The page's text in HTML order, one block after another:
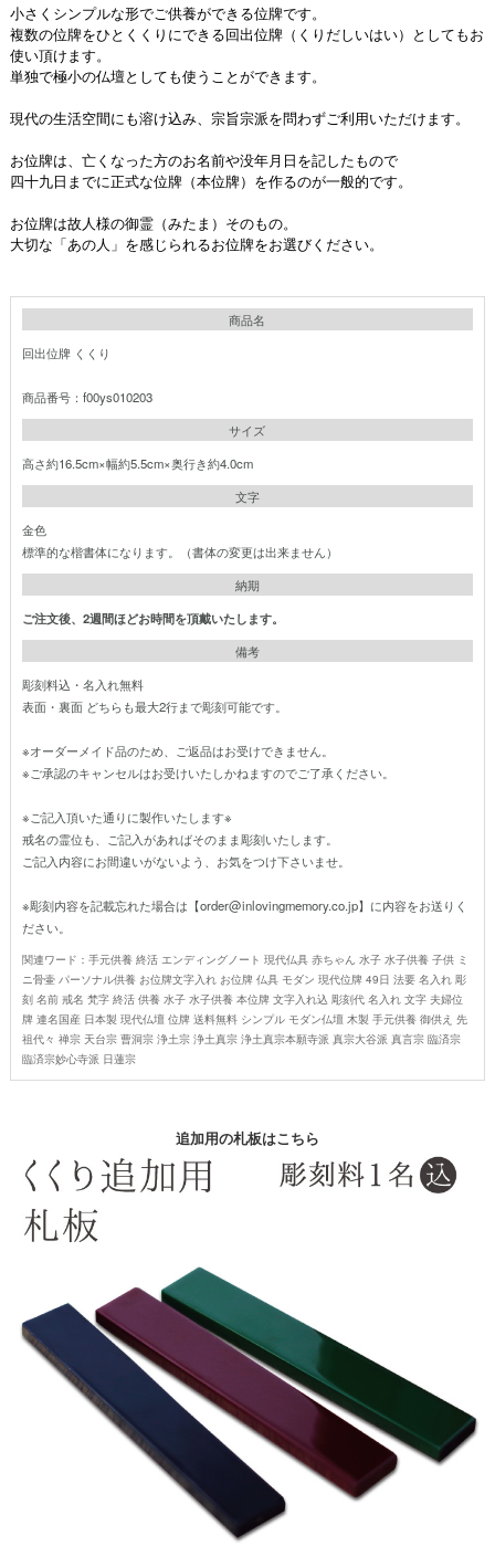
小さくシンプルな形でご供養ができる位牌です。
複数の位牌をひとくくりにできる回出位牌（くりだしいはい）としてもお
使い頂けます。
単独で極小の仏壇としても使うことができます。
現代の生活空間にも溶け込み、宗旨宗派を問わずご利用いただけます。
お位牌は、亡くなった方のお名前や没年月日を記したもので
四十九日までに正式な位牌（本位牌）を作るのが一般的です。
お位牌は故人様の御霊（みたま）そのもの。
大切な「あの人」を感じられるお位牌をお選びください。
商品名
回出位牌 くくり
商品番号：f00ys010203
サイズ
高さ約16.5cm×幅約5.5cm×奥行き約4.0cm
文字
金色
標準的な楷書体になります。（書体の変更は出来ません）
納期
ご注文後、2週間ほどお時間を頂戴いたします。
備考
彫刻料込・名入れ無料
表面・裏面 どちらも最大2行まで彫刻可能です。
※オーダーメイド品のため、ご返品はお受けできません。
※ご承認のキャンセルはお受けいたしかねますのでご了承ください。
※ご記入頂いた通りに製作いたします※
戒名の霊位も、ご記入があればそのまま彫刻いたします。
ご記入内容にお間違いがないよう、お気をつけ下さいませ。
※彫刻内容を記載忘れた場合は【order@inlovingmemory.co.jp】に内容をお送りく
ださい。
関連ワード：手元供養 終活 エンディングノート 現代仏具 赤ちゃん 水子 水子供養 子供 ミ
ニ骨壷 パーソナル供養 お位牌文字入れ お位牌 仏具 モダン 現代位牌 49日 法要 名入れ 彫
刻 名前 戒名 梵字 終活 供養 水子 水子供養 本位牌 文字入れ込 彫刻代 名入れ 文字 夫婦位
牌 連名国産 日本製 現代仏壇 位牌 送料無料 シンプル モダン仏壇 木製 手元供養 御供え 先
祖代々 禅宗 天台宗 曹洞宗 浄土宗 浄土真宗 浄土真宗本願寺派 真宗大谷派 真言宗 臨済宗
臨済宗妙心寺派 日蓮宗
追加用の札板はこちら